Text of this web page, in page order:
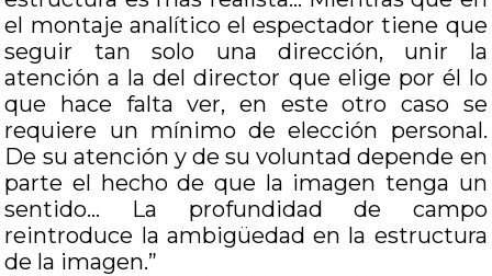
el montaje analítico el espectador tiene que
seguir tan solo una dirección, unir la
atención a la del director que elige por él lo
que hace falta ver, en este otro caso se
requiere un mínimo de elección personal.
De su atención y de su voluntad depende en
parte el hecho de que la imagen tenga un
sentido… La profundidad de campo
reintroduce la ambigüedad en la estructura
de la imagen.”